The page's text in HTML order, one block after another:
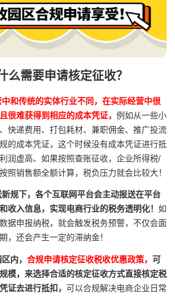
么需要申请核定征收？
和传统的实体行业不同，在实际经营中很
很难获得到相应的成本凭证， 例如从一些小
快递费用、打包耗材、兼职佣金、推广投流
的成本凭证，这个时候没有成本凭证进行抵
润虚高、如果按照查账征收，企业所得税/
照销售额全额计算，税负压力就会比较大！
规下，各个互联网平台会主动报送在平台
收入信息，实现电商行业的税务透明化！ 如
据申报纳税，就会触发税务预警，不仅会面
，还会产生一定的滞纳金！
内， 合规申请核定征收税收优惠政策， 可
模，来选择合适的核定征收方式直接核定税
证去进行抵扣， 可以合规解决电商企业日常